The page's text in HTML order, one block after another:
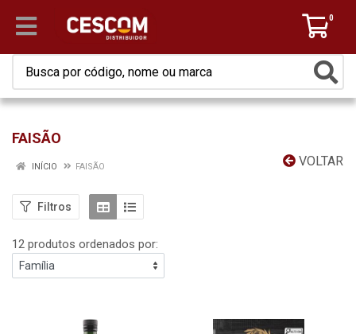
0
FAISÃO
VOLTAR
INÍCIO FAISÃO
Filtros
12 produtos ordenados por: